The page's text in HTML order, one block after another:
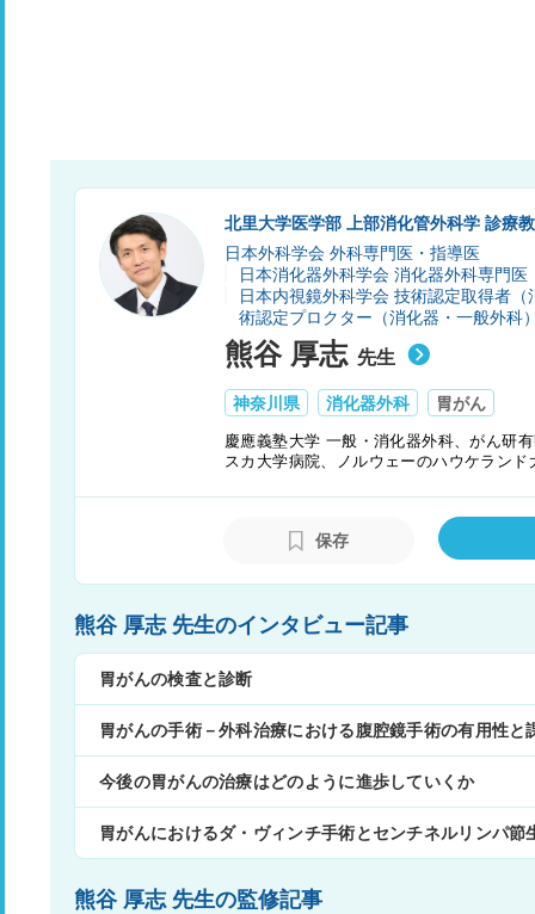
北里大学医学部 上部消化管外科学 診療
日本外科学会 外科専門医・指導医
日本消化器外科学会 消化器外科専門医
日本内視鏡外科学会 技術認定取得者
術認定プロクター（消化器・一般外科
熊谷 厚志 先生
神奈川県 消化器外科 胃がん
慶應義塾大学 一般・消化器外科、がん研
スカ大学病院、ノルウェーのハウケラン
はどのような治療法が適切であるか、患
保存
熊谷 厚志 先生のインタビュー記事
胃がんの検査と診断
胃がんの手術－外科治療における腹腔鏡手術の有用性と
今後の胃がんの治療はどのように進歩していくか
胃がんにおけるダ・ヴィンチ手術とセンチネルリンパ節
熊谷 厚志 先生の監修記事